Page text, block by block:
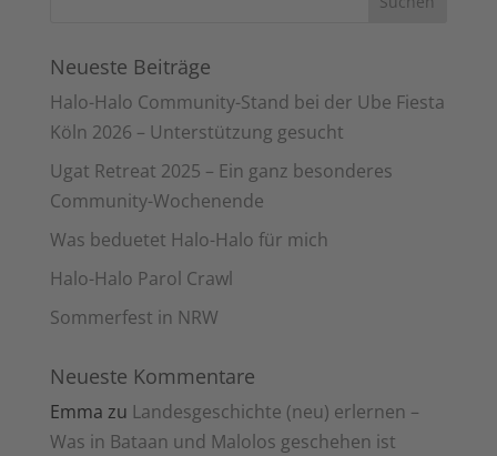
Neueste Beiträge
Halo-Halo Community-Stand bei der Ube Fiesta
Köln 2026 – Unterstützung gesucht
Ugat Retreat 2025 – Ein ganz besonderes
Community-Wochenende
Was beduetet Halo-Halo für mich
Halo-Halo Parol Crawl
Sommerfest in NRW
Neueste Kommentare
Emma zu Landesgeschichte (neu) erlernen –
Was in Bataan und Malolos geschehen ist